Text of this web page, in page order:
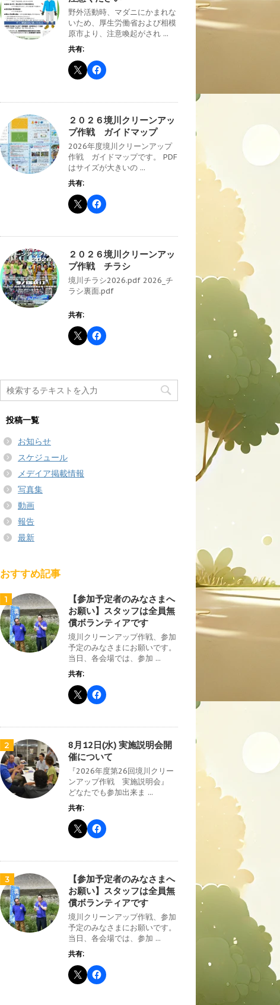
野外活動時、マダニにかまれな
いため、厚生労働省および相模
原市より、注意喚起がされ ...
共有:
２０２６境川クリーンアッ
プ作戦 ガイドマップ
2026年度境川クリーンアップ
作戦 ガイドマップです。 PDF
はサイズが大きいの ...
共有:
２０２６境川クリーンアッ
プ作戦 チラシ
境川チラシ2026.pdf 2026_チ
ラシ裏面.pdf
共有:
投稿一覧
お知らせ
スケジュール
メデイア掲載情報
写真集
動画
報告
最新
おすすめ記事
1
【参加予定者のみなさまへ
お願い】スタッフは全員無
償ボランティアです
境川クリーンアップ作戦、参加
予定のみなさまにお願いです。
当日、各会場では、参加 ...
共有:
2
8月12日(水) 実施説明会開
催について
『2026年度第26回境川クリー
ンアップ作戦 実施説明会』
どなたでも参加出来ま ...
共有:
3
【参加予定者のみなさまへ
お願い】スタッフは全員無
償ボランティアです
境川クリーンアップ作戦、参加
予定のみなさまにお願いです。
当日、各会場では、参加 ...
共有: